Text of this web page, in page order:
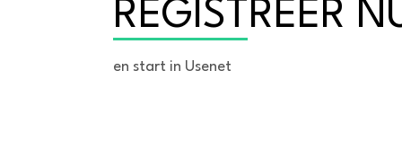
REGISTREER
en start in Usenet